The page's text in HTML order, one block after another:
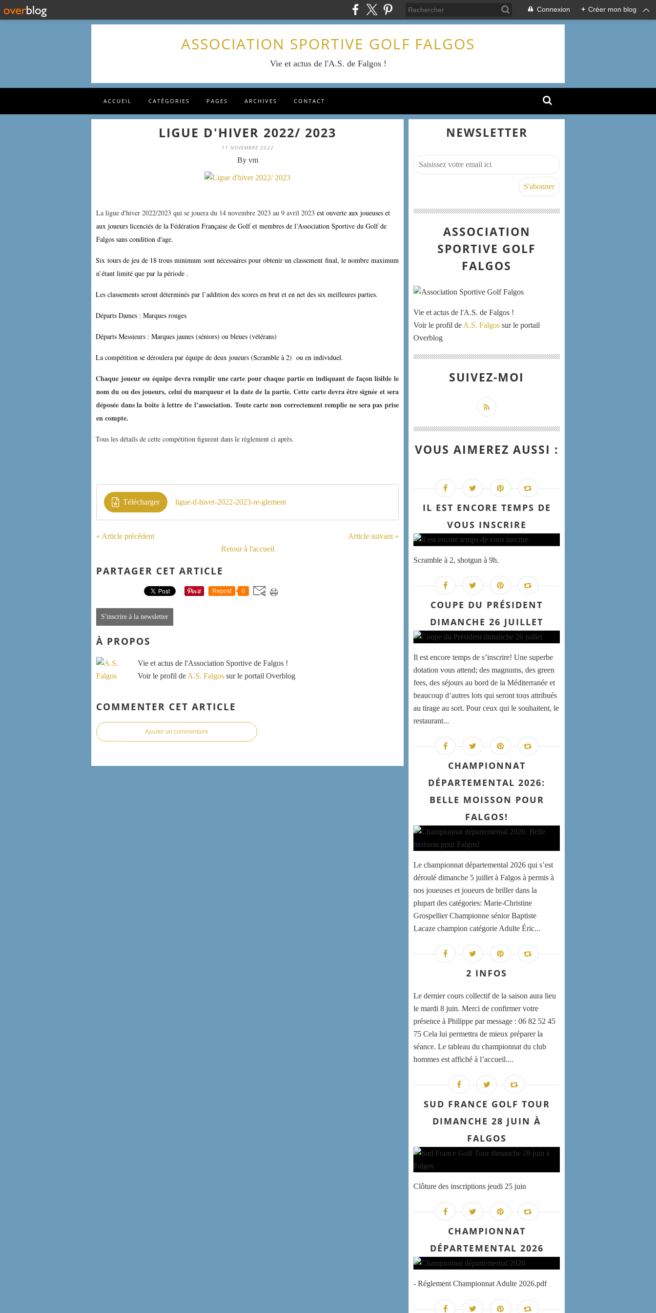
Connexion + Créer mon blog
ASSOCIATION SPORTIVE GOLF FALGOS
Vie et actus de l'A.S. de Falgos !
ACCUEIL CATÉGORIES PAGES ARCHIVES CONTACT
LIGUE D'HIVER 2022/ 2023
11 NOVEMBRE 2022
By vm
La ligue d'hiver 2022/2023 qui se jouera du 14 novembre 2023 au 9 avril 2023 est ouverte aux joueuses et
aux joueurs licenciés de la Fédération Française de Golf et membres de l’Association Sportive du Golf de
Falgos sans condition d'age.
Six tours de jeu de 18 trous minimum sont nécessaires pour obtenir un classement final, le nombre maximum
n’étant limité que par la période .
Les classements seront déterminés par l’addition des scores en brut et en net des six meilleures parties.
Départs Dames : Marques rouges
Départs Messieurs : Marques jaunes (séniors) ou bleues (vétérans)
La compétition se déroulera par équipe de deux joueurs (Scramble à 2) ou en individuel.
Chaque joueur ou équipe devra remplir une carte pour chaque partie en indiquant de façon lisible le
nom du ou des joueurs, celui du marqueur et la date de la partie.Cette carte devra être signée et sera
déposée dans la boite à lettre de l’association. Toute carte non correctement remplie ne sera pas prise
en compte.
Tous les détails de cette compétition figurent dans le règlement ci après.
Télécharger ligue-d-hiver-2022-2023-re-glement
« Article précédent
Article suivant »
Retour à l'accueil
PARTAGER CET ARTICLE
Repost 0
S'inscrire à la newsletter
À PROPOS
Vie et actus de l'Association Sportive de Falgos !
Voir le profil de A.S. Falgos sur le portail Overblog
COMMENTER CET ARTICLE
Ajouter un commentaire
NEWSLETTER
ASSOCIATION
SPORTIVE GOLF
FALGOS
Vie et actus de l'A.S. de Falgos !
Voir le profil de A.S. Falgos sur le portail
Overblog
SUIVEZ-MOI
VOUS AIMEREZ AUSSI :
IL EST ENCORE TEMPS DE
VOUS INSCRIRE
Scramble à 2, shotgun à 9h.
COUPE DU PRÉSIDENT
DIMANCHE 26 JUILLET
Il est encore temps de s’inscrire! Une superbe
dotation vous attend; des magnums, des green
fees, des séjours au bord de la Méditerranée et
beaucoup d’autres lots qui seront tous attribués
au tirage au sort. Pour ceux qui le souhaitent, le
restaurant...
CHAMPIONNAT
DÉPARTEMENTAL 2026:
BELLE MOISSON POUR
FALGOS!
Le championnat départemental 2026 qui s’est
déroulé dimanche 5 juillet à Falgos à permis à
nos joueuses et joueurs de briller dans la
plupart des catégories: Marie-Christine
Grospellier Championne sénior Baptiste
Lacaze champion catégorie Adulte Éric...
2 INFOS
Le dernier cours collectif de la saison aura lieu
le mardi 8 juin. Merci de confirmer votre
présence à Philippe par message : 06 82 52 45
75 Cela lui permettra de mieux préparer la
séance. Le tableau du championnat du club
hommes est affiché à l’accueil....
SUD FRANCE GOLF TOUR
DIMANCHE 28 JUIN À
FALGOS
Clôture des inscriptions jeudi 25 juin
CHAMPIONNAT
DÉPARTEMENTAL 2026
- Réglement Championnat Adulte 2026.pdf